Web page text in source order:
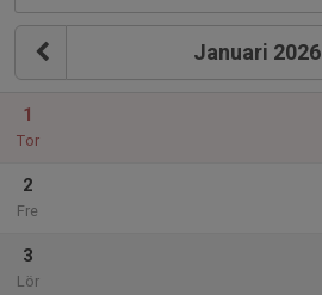
Januari 2026
1
Tor
2
Fre
3
Lör